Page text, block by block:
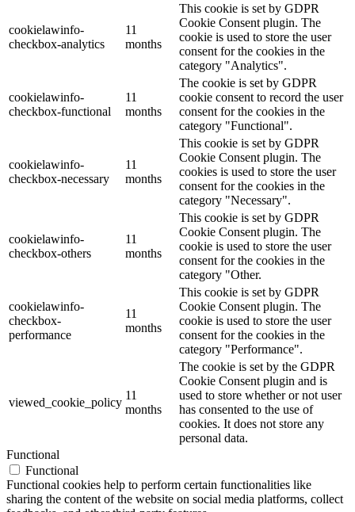
cookielawinfo-
checkbox-analytics
11
months
This cookie is set by GDPR
Cookie Consent plugin. The
cookie is used to store the user
consent for the cookies in the
category "Analytics".
cookielawinfo-
checkbox-functional
11
months
The cookie is set by GDPR
cookie consent to record the user
consent for the cookies in the
category "Functional".
cookielawinfo-
checkbox-necessary
11
months
This cookie is set by GDPR
Cookie Consent plugin. The
cookies is used to store the user
consent for the cookies in the
category "Necessary".
cookielawinfo-
checkbox-others
11
months
This cookie is set by GDPR
Cookie Consent plugin. The
cookie is used to store the user
consent for the cookies in the
category "Other.
cookielawinfo-
checkbox-
performance
11
months
This cookie is set by GDPR
Cookie Consent plugin. The
cookie is used to store the user
consent for the cookies in the
category "Performance".
viewed_cookie_policy
11
months
The cookie is set by the GDPR
Cookie Consent plugin and is
used to store whether or not user
has consented to the use of
cookies. It does not store any
personal data.
Functional
Functional
Functional cookies help to perform certain functionalities like
sharing the content of the website on social media platforms, collect